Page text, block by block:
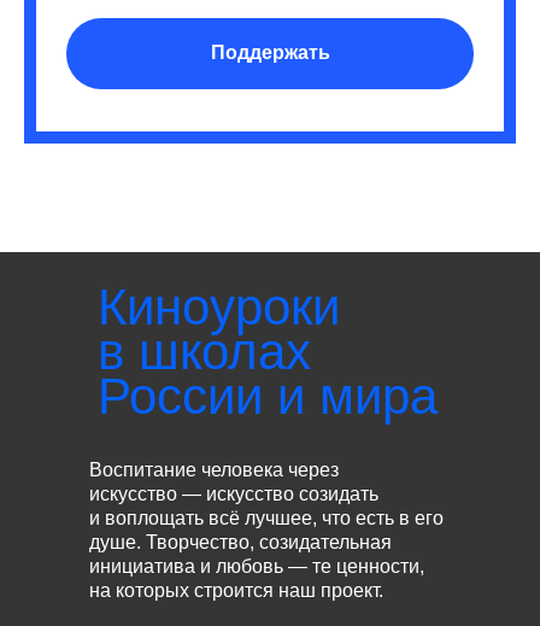
Поддержать
Киноуроки
в школах
России и мира
Воспитание человека через
искусство — искусство созидать
и воплощать всё лучшее, что есть в его
душе. Творчество, созидательная
инициатива и любовь — те ценности,
на которых строится наш проект.